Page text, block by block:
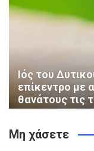
Ιός του
επίκεντρο με
θανάτους τις
Μη χάσετε